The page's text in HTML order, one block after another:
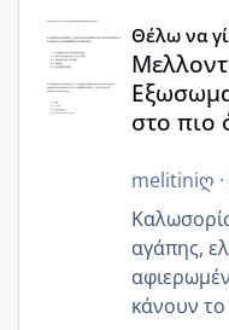
Μελλοντικές
Θέλω να
στο πιο
melitiniღ ·
αγάπης,
κάνουν